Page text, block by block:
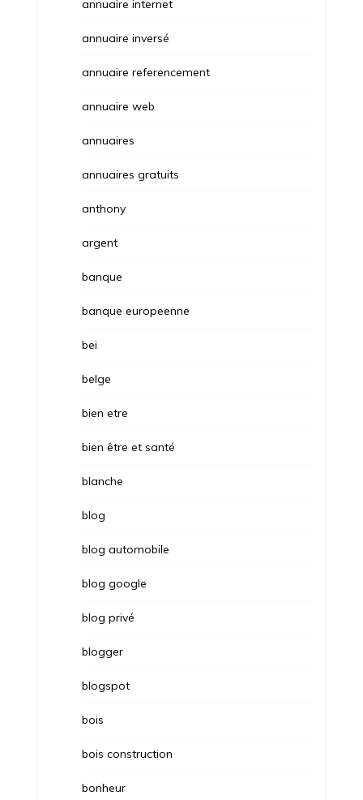
annuaire internet
annuaire inversé
annuaire referencement
annuaire web
annuaires
annuaires gratuits
anthony
argent
banque
banque europeenne
bei
belge
bien etre
bien être et santé
blanche
blog
blog automobile
blog google
blog privé
blogger
blogspot
bois
bois construction
bonheur